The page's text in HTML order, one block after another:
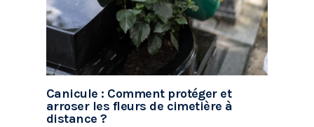
Canicule : Comment protéger et
arroser les fleurs de cimetière à
distance ?